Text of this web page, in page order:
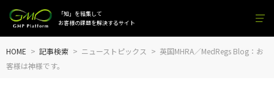
「知」を結集して
お客様の課題を解決するサイト
HOME 記事検索 ニューストピックス
英国MHRA／MedRegs Blog：お
客様は神様です。